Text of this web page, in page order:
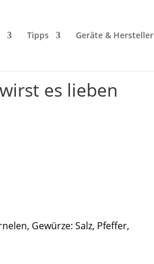
Tipps Geräte & Hersteller
es lieben
Gewürze: Salz, Pfeffer,